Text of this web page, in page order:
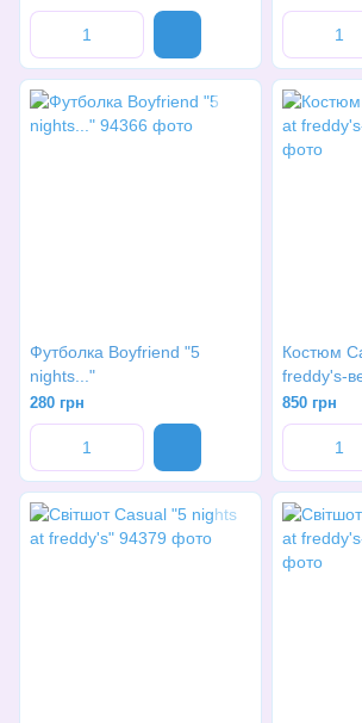
Футболка Boyfriend "5
nights..."
280 грн
Костюм
freddy's-
850 грн